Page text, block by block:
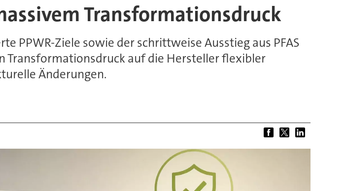
Transformationsdruck
PPWR-Ziele sowie der schrittweise Ausstieg aus PFAS
Transformationsdruck auf die Hersteller flexibler
Änderungen.